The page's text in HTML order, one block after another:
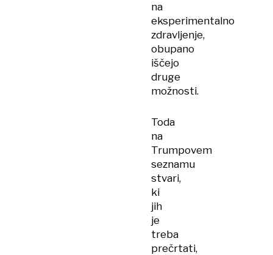
na
eksperimentalno
zdravljenje,
obupano
iščejo
druge
možnosti.
Toda
na
Trumpovem
seznamu
stvari,
ki
jih
je
treba
prečrtati,